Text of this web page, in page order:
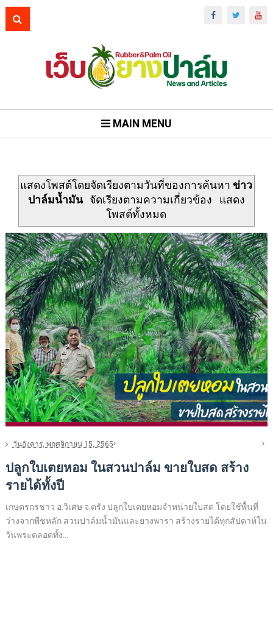
MAIN MENU
แสดงโพสต์โดยจัดเรียงตามวันที่ของการค้นหาข่าว
ปาล์มน้ำมัน จัดเรียงตามความเกี่ยวข้อง
แสดง
โพสต์ทั้งหมด
วันอังคาร, พฤศจิกายน 15, 2565
ปลูกใบเตยหอม ในสวนปาล์ม ขายใบสด สร้าง
รายได้ทั้งปี
เกษตรกรชาว อ.วิเศษ จ.ตรัง ปลูกใบเตยหอมจำหน่ายใบสด โดยใช้พื้นที่
ว่างจากพืชหลัก สวนปาล์มน้ำมันและยางพารา สร้างรายได้ทุกสัปดาห์ใน
วันพระตลอดทั้ง...